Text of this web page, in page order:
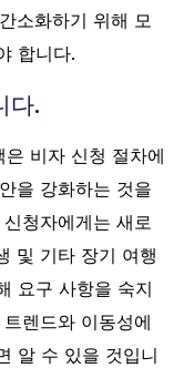
소화하기 위해 모
합니다.
다.
비자 신청 절차에
을 강화하는 것을
청자에게는 새로
및 기타 장기 여행
요구 사항을 숙지
렌드와 이동성에
알 수 있을 것입니